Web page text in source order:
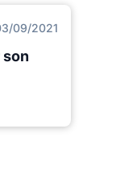
09/2021